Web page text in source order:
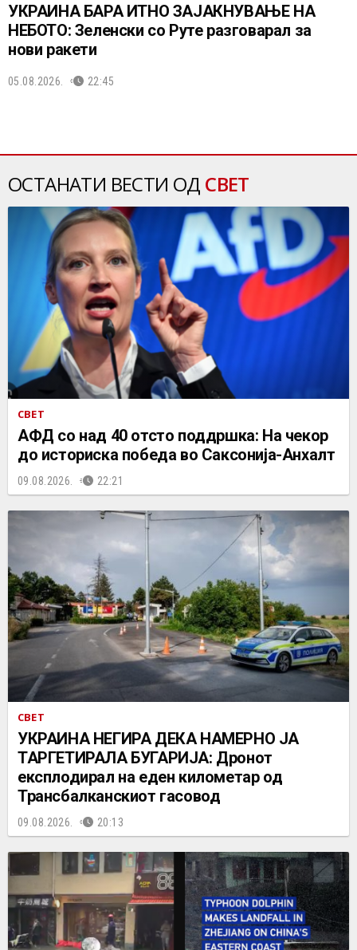
УКРАИНА БАРА ИТНО ЗАЈАКНУВАЊЕ НА
НЕБОТО: Зеленски со Руте разговарал за
нови ракети
05.08.2026. 22:45
ОСТАНАТИ ВЕСТИ ОД СВЕТ
СВЕТ
АФД со над 40 отсто поддршка: На чекор
до историска победа во Саксонија-Анхалт
09.08.2026. 22:21
СВЕТ
УКРАИНА НЕГИРА ДЕКА НАМЕРНО ЈА
ТАРГЕТИРАЛА БУГАРИЈА: Дронот
експлодирал на еден километар од
Трансбалканскиот гасовод
09.08.2026. 20:13